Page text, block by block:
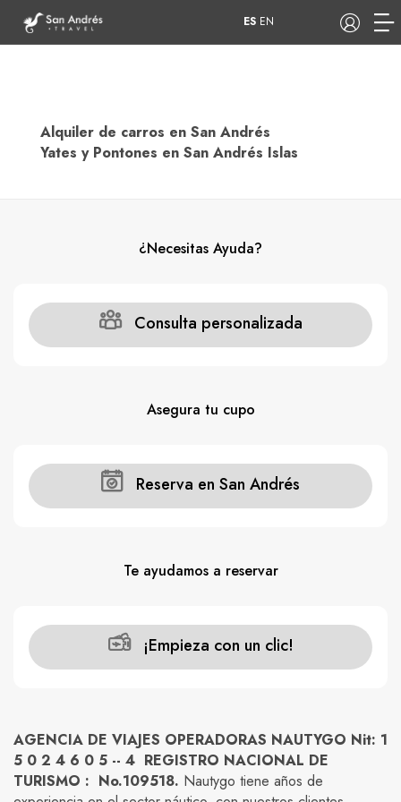
Hoteles Barcos
Paquetes Planes
WhatsApp Llamar
ES EN
Alquiler de carros en San Andrés
Yates y Pontones en San Andrés Islas
¿Necesitas Ayuda?
Consulta personalizada
Asegura tu cupo
Reserva en San Andrés
Te ayudamos a reservar
¡Empieza con un clic!
AGENCIA DE VIAJES OPERADORAS NAUTYGO Nit: 1
5 0 2 4 6 0 5 -- 4 REGISTRO NACIONAL DE
TURISMO : No.109518. Nautygo tiene años de